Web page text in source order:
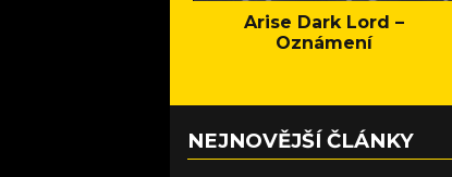
Arise Dark Lord –
Oznámení
NEJNOVĚJŠÍ ČLÁNKY